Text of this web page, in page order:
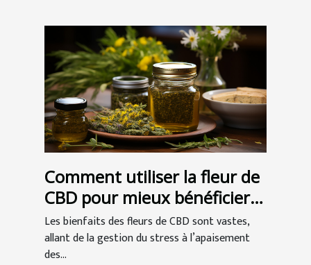
Comment utiliser la fleur de
CBD pour mieux bénéficier
de ses vertus ?
Les bienfaits des fleurs de CBD sont vastes,
allant de la gestion du stress à l’apaisement
des...